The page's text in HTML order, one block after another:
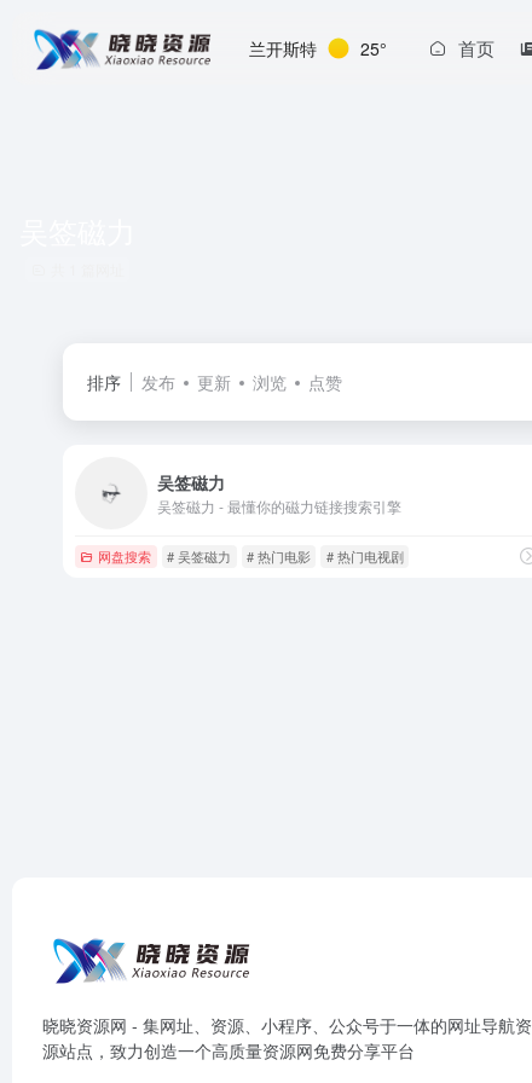
兰开斯特 25° 首页
排序 发布 更新 浏览 点赞
吴签磁力
吴签磁力 - 最懂你的磁力链接搜索引擎
网盘搜索 # 吴签磁力 # 热门电影 # 热门电视剧
晓晓资源网 - 集网址、资源、小程序、公众号于一体的网址导航资
源站点，致力创造一个高质量资源网免费分享平台